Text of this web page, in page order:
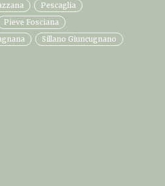
Pescaglia
Pieve Fosciana
Sillano Giuncugnano